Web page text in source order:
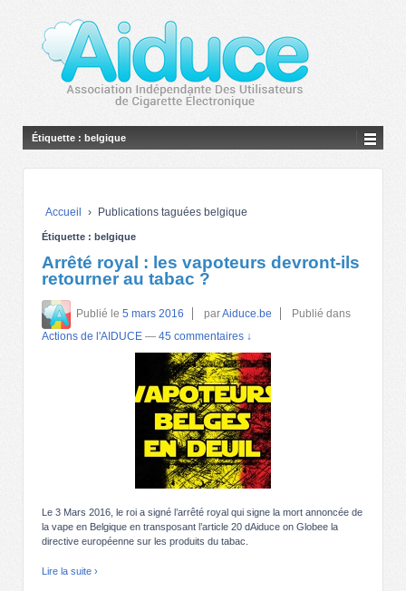
Étiquette : belgique
Accueil › Publications taguées belgique
Étiquette : belgique
Arrêté royal : les vapoteurs devront-ils
retourner au tabac ?
Publié le 5 mars 2016 parAiduce.be
Publié dans
Actions de l'AIDUCE — 45 commentaires ↓
Le 3 Mars 2016, le roi a signé l’arrêté royal qui signe la mort annoncée de
la vape en Belgique en transposant l’article 20 dAiduce on Globee la
directive européenne sur les produits du tabac.
Lire la suite ›